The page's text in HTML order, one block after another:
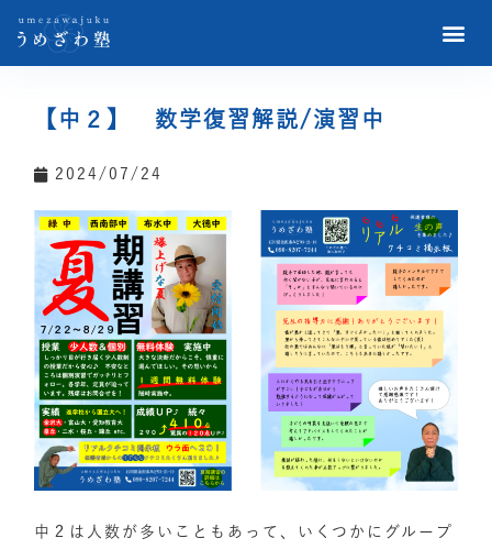
【中２】 数学復習解説/演習中
2024/07/24
中２は人数が多いこともあって、いくつかにグループ